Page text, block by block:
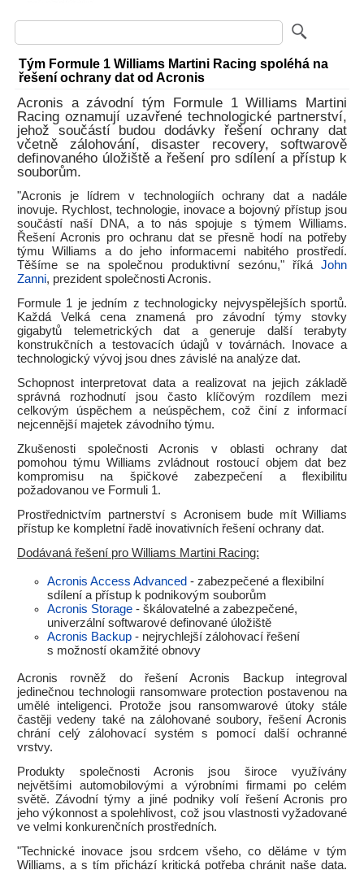
Tým Formule 1 Williams Martini Racing spoléhá na
řešení ochrany dat od Acronis
Acronis a závodní tým Formule 1 Williams Martini
Racing oznamují uzavřené technologické partnerství,
jehož součástí budou dodávky řešení ochrany dat
včetně zálohování, disaster recovery, softwarově
definovaného úložiště a řešení pro sdílení a přístup k
souborům.
"Acronis je lídrem v technologiích ochrany dat a nadále
inovuje. Rychlost, technologie, inovace a bojovný přístup jsou
součástí naší DNA, a to nás spojuje s týmem Williams.
Řešení Acronis pro ochranu dat se přesně hodí na potřeby
týmu Williams a do jeho informacemi nabitého prostředí.
Těšíme se na společnou produktivní sezónu," říká John
Zanni, prezident společnosti Acronis.
Formule 1 je jedním z technologicky nejvyspělejších sportů.
Každá Velká cena znamená pro závodní týmy stovky
gigabytů telemetrických dat a generuje další terabyty
konstrukčních a testovacích údajů v továrnách. Inovace a
technologický vývoj jsou dnes závislé na analýze dat.
Schopnost interpretovat data a realizovat na jejich základě
správná rozhodnutí jsou často klíčovým rozdílem mezi
celkovým úspěchem a neúspěchem, což činí z informací
nejcennější majetek závodního týmu.
Zkušenosti společnosti Acronis v oblasti ochrany dat
pomohou týmu Williams zvládnout rostoucí objem dat bez
kompromisu na špičkové zabezpečení a flexibilitu
požadovanou ve Formuli 1.
Prostřednictvím partnerství s Acronisem bude mít Williams
přístup ke kompletní řadě inovativních řešení ochrany dat.
Dodávaná řešení pro Williams Martini Racing:
Acronis Access Advanced - zabezpečené a flexibilní
sdílení a přístup k podnikovým souborům
Acronis Storage - škálovatelné a zabezpečené,
univerzální softwarové definované úložiště
Acronis Backup - nejrychlejší zálohovací řešení
s možností okamžité obnovy
Acronis rovněž do řešení Acronis Backup integroval
jedinečnou technologii ransomware protection postavenou na
umělé inteligenci. Protože jsou ransomwarové útoky stále
častěji vedeny také na zálohované soubory, řešení Acronis
chrání celý zálohovací systém s pomocí další ochranné
vrstvy.
Produkty společnosti Acronis jsou široce využívány
největšími automobilovými a výrobními firmami po celém
světě. Závodní týmy a jiné podniky volí řešení Acronis pro
jeho výkonnost a spolehlivost, což jsou vlastnosti vyžadované
ve velmi konkurenčních prostředních.
"Technické inovace jsou srdcem všeho, co děláme v tým
Williams, a s tím přichází kritická potřeba chránit naše data.